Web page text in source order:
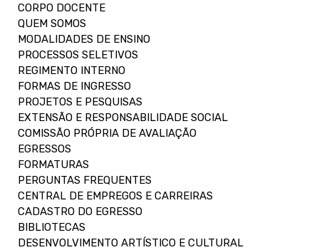
CORPO DOCENTE
QUEM SOMOS
MODALIDADES DE ENSINO
PROCESSOS SELETIVOS
REGIMENTO INTERNO
FORMAS DE INGRESSO
PROJETOS E PESQUISAS
EXTENSÃO E RESPONSABILIDADE SOCIAL
COMISSÃO PRÓPRIA DE AVALIAÇÃO
EGRESSOS
FORMATURAS
PERGUNTAS FREQUENTES
CENTRAL DE EMPREGOS E CARREIRAS
CADASTRO DO EGRESSO
BIBLIOTECAS
DESENVOLVIMENTO ARTÍSTICO E CULTURAL